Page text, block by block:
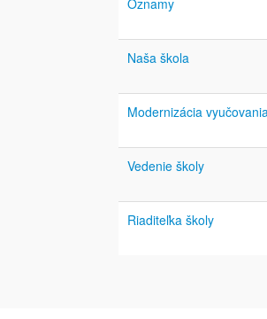
Oznamy
Naša škola
Modernizácia
Vedenie školy
Riaditeľka školy